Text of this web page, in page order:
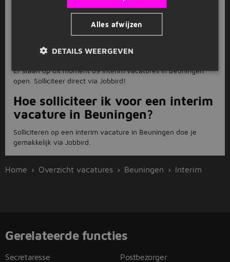
Hoeveel interim vacatures zijn er
in Beuningen?
Er staan op dit moment 69 interim vacatures in Beuningen
open. Solliciteer direct via Jobbird!
Hoe solliciteer ik voor een interim
vacature in Beuningen?
Solliciteren op een interim vacature in Beuningen doe je
gemakkelijk via Jobbird.
Home Overzicht vacatures Beuningen Interim
Gerelateerde functies
Secretaresse Postbezorger
Alles afwijzen
DETAILS WEERGEVEN